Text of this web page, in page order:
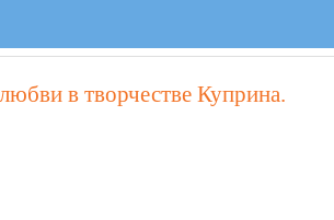
в творчестве Куприна.